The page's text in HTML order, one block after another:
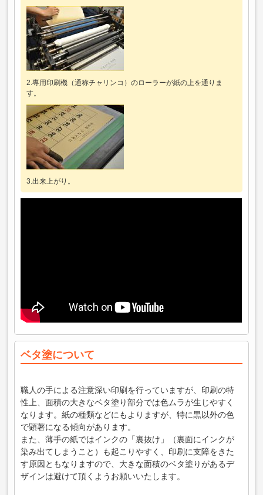
2.専用印刷機（通称チャリンコ）のローラーが紙の上を通りま
す。
3.出来上がり。
ベタ塗について
職人の手による注意深い印刷を行っていますが、印刷の特
性上、面積の大きなベタ塗り部分では色ムラが生じやすく
なります。紙の種類などにもよりますが、特に黒以外の色
で顕著になる傾向があります。
また、薄手の紙ではインクの「裏抜け」（裏面にインクが
染み出てしまうこと）も起こりやすく、印刷に支障をきた
す原因ともなりますので、大きな面積のベタ塗りがあるデ
ザインは避けて頂くようお願いいたします。